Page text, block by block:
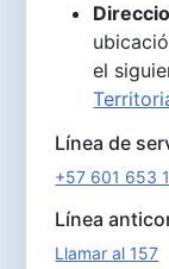
el
Línea de
+57 601 653
Línea
Llamar al 157